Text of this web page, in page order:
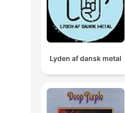
Lyden af dansk metal